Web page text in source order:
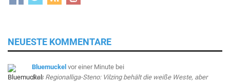
NEUESTE KOMMENTARE
Bluemuckel vor einer Minute bei
Das Regionalliga-Steno: Vilzing behält die weiße Weste, aber